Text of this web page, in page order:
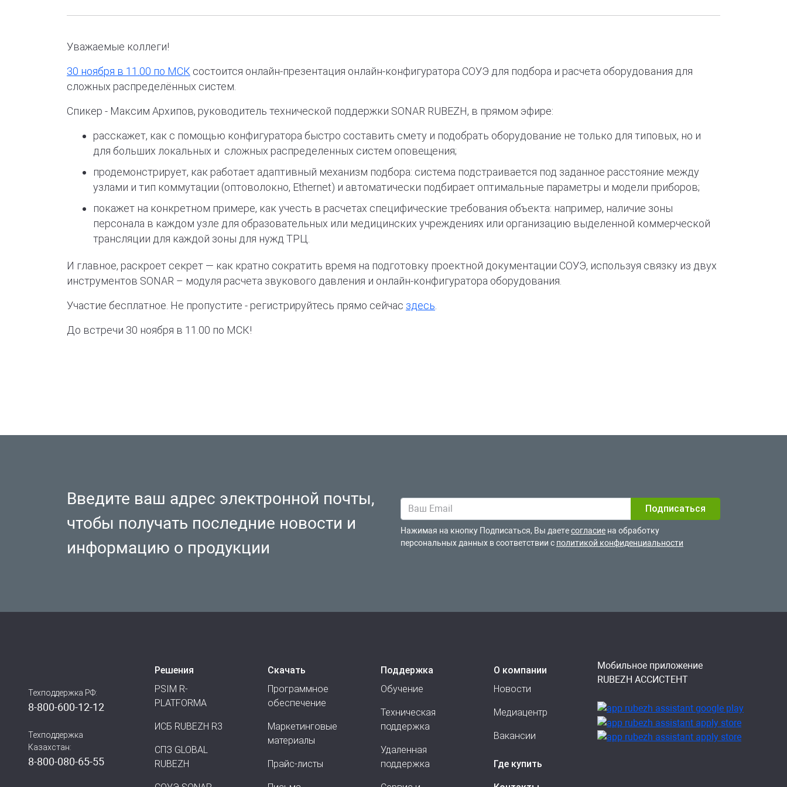
Уважаемые коллеги!
30 ноября в 11.00 по МСК состоится онлайн-презентация онлайн-конфигуратора СОУЭ для подбора и расчета оборудования для
сложных распределённых систем.
Спикер - Максим Архипов, руководитель технической поддержки SONAR RUBEZH, в прямом эфире:
расскажет, как с помощью конфигуратора быстро составить смету и подобрать оборудование не только для типовых, но и
для больших локальных и сложных распределенных систем оповещения;
продемонстрирует, как работает адаптивный механизм подбора: система подстраивается под заданное расстояние между
узлами и тип коммутации (оптоволокно, Ethernet) и автоматически подбирает оптимальные параметры и модели приборов;
покажет на конкретном примере, как учесть в расчетах специфические требования объекта: например, наличие зоны
персонала в каждом узле для образовательных или медицинских учреждениях или организацию выделенной коммерческой
трансляции для каждой зоны для нужд ТРЦ.
И главное, раскроет секрет — как кратно сократить время на подготовку проектной документации СОУЭ, используя связку из двух
инструментов SONAR – модуля расчета звукового давления и онлайн-конфигуратора оборудования.
Участие бесплатное. Не пропустите - регистрируйтесь прямо сейчас здесь
До встречи 30 ноября в 11.00 по МСК!
Введите ваш адрес электронной почты,
чтобы получать последние новости и
информацию о продукции
Нажимая на кнопку Подписаться, Вы даетесогласие на обработку
персональных данных в соответствии с политикой конфиденциальности
Техподдержка РФ:
8-800-600-12-12
Техподдержка
Казахстан:
8-800-080-65-55
Решения
PSIM R-
PLATFORMA
ИСБ RUBEZH R3
СПЗ GLOBAL
RUBEZH
Скачать
Программное
обеспечение
Маркетинговые
материалы
Прайс-листы
Поддержка
Обучение
Техническая
поддержка
Удаленная
поддержка
О компании
Новости
Медиацентр
Вакансии
Где купить
Мобильное приложение
RUBEZH АССИСТЕНТ